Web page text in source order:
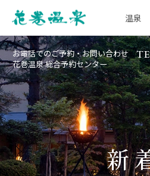
温泉
お電話でのご予約・お問い合わせ
花巻温泉 総合予約センター
新